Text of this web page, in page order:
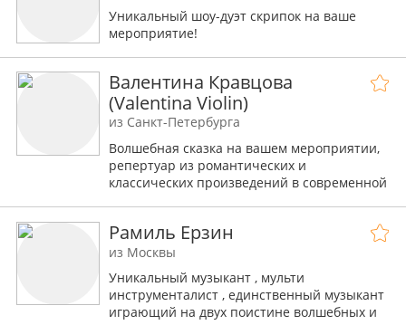
Уникальный шоу-дуэт скрипок на ваше
мероприятие!
Валентина Кравцова
(Valentina Violin)
из Санкт-Петербурга
Волшебная сказка на вашем мероприятии,
репертуар из романтических и
классических произведений в современной
- Игра на welcome
- Выступление на банкете
Рамиль Ерзин
из Москвы
Уникальный музыкант , мульти
инструменталист , единственный музыкант
играющий на двух поистине волшебных и